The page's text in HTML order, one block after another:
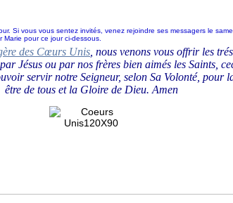
Si vous vous sentez invités, venez rejoindre ses messagers le
pour ce jour ci-dessous.
des Cœurs Unis , nous venons vous offrir les
Jésus ou par nos frères bien aimés les Saints,
servir notre Seigneur, selon Sa Volonté, pour
être de tous et la Gloire de Dieu. Amen